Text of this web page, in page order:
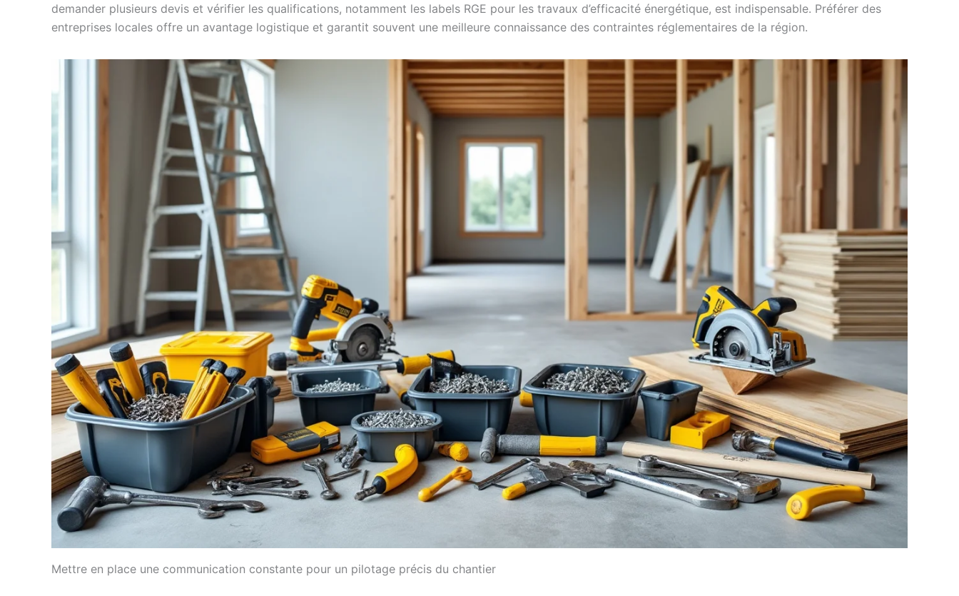
demander plusieurs devis et vérifier les qualifications, notamment les labels RGE pour les travaux d’efficacité énergétique, est indispensable. Préférer des
entreprises locales offre un avantage logistique et garantit souvent une meilleure connaissance des contraintes réglementaires de la région.
Mettre en place une communication constante pour un pilotage précis du chantier